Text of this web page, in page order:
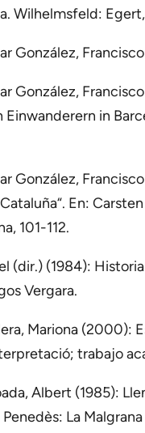
Wilhelmsfeld: Egert,
González,
González,
Einwanderern in
González,
En:
101-112.
(dir.) (1984):
Vergara.
Mariona (2000):
trabajo
Albert (1985):
La